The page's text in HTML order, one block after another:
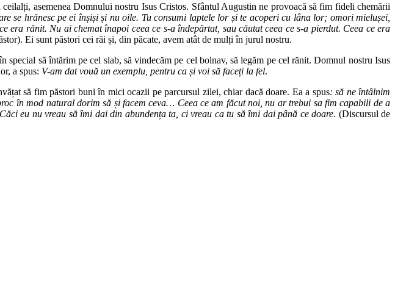
asemenea Domnului nostru Isus Cristos. Sfântul Augustin ne provoacă să fim fideli chemării
se hrănesc pe ei înșiși și nu oile. Tu consumi laptele lor și te acoperi cu lâna lor; omori mielușei,
rănit. Nu ai chemat înapoi ceea ce s-a îndepărtat, sau căutat ceea ce s-a pierdut. Ceea ce era
Ei sunt păstori cei răi și, din păcate, avem atât de mulți în jurul nostru.
să întărim pe cel slab, să vindecăm pe cel bolnav, să legăm pe cel rănit. Domnul nostru Isus
a spus: V-am dat vouă un exemplu, pentru ca și voi să faceți la fel.
să fim păstori buni în mici ocazii pe parcursul zilei, chiar dacă doare. Ea a spus: să ne întâlnim
în mod natural dorim să și facem ceva… Ceea ce am făcut noi, nu ar trebui sa fim capabili de a
eu nu vreau să îmi dai din abundența ta, ci vreau ca tu să îmi dai până ce doare. (Discursul de